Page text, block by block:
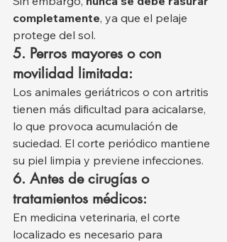
completamente, ya que el pelaje
protege del sol.
5. Perros mayores o con
movilidad limitada:
Los animales geriátricos o con artritis
tienen más dificultad para acicalarse,
lo que provoca acumulación de
suciedad. El corte periódico mantiene
su piel limpia y previene infecciones.
6. Antes de cirugías o
tratamientos médicos:
En medicina veterinaria, el corte
localizado es necesario para